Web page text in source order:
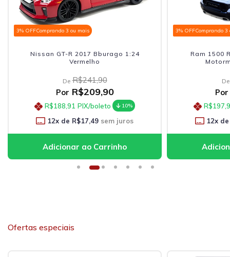
3% OFFComprando 3 ou mais
Nissan GT-R 2017 Bburago 1:24
Vermelho
De R$241,90
Por R$209,90
R$188,91 PIX/boleto 10%
12x de R$17,49 sem juros
3% OFFComprando 3
Ram 1500
De
Por
12x de
Ofertas especiais